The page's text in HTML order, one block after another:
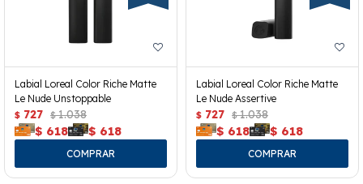
Labial Loreal Color Riche Matte
Le Nude Unstoppable
$ 727 $ 1.038
$ 618 $ 618
Labial Loreal Color Riche Matte
Le Nude Assertive
$ 727 $ 1.038
$ 618 $ 618